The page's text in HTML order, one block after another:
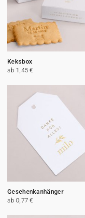
Keksbox
ab 1,45 €
Geschenkanhänger
ab 0,77 €